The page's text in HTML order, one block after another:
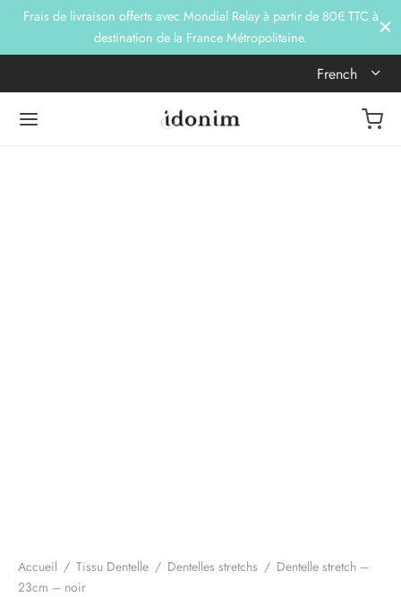
Frais de livraison offerts avec Mondial Relay à partir de 80€ TTC à
destination de la France Métropolitaine.
French
Accueil / Tissu Dentelle / Dentelles stretchs / Dentelle stretch –
23cm – noir